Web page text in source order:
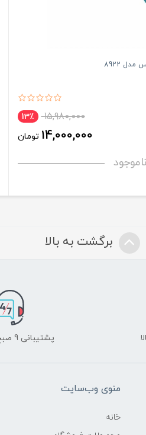
15,980,000 13٪
14,000,000 تومان
ناموجود
برگشت به بالا
پشتیبانی 9 صبح تا 8 شب
منوی وب‌سایت
خانه